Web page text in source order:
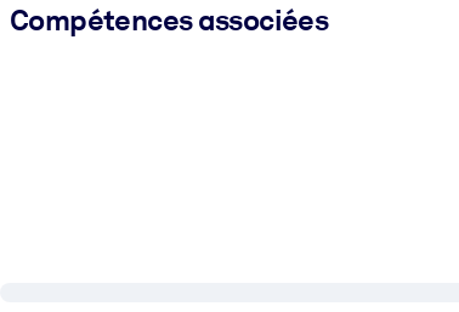
Compétences associées